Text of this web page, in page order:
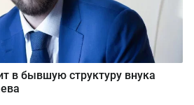
в бывшую структуру внука